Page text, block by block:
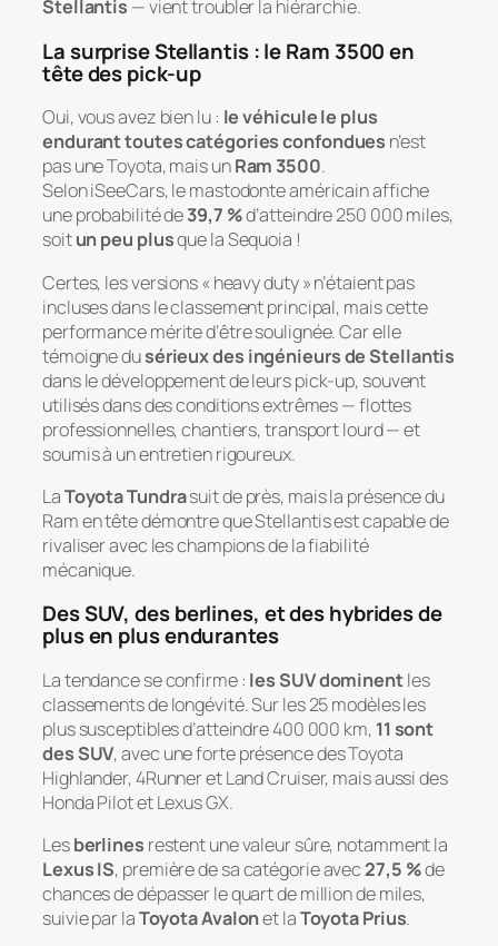
Stellantis — vient troubler la hiérarchie.
La surprise Stellantis : le Ram 3500 en
tête des pick-up
Oui, vous avez bien lu : le véhicule le plus
endurant toutes catégories confondues n’est
pas une Toyota, mais unRam 3500.
Selon iSeeCars, le mastodonte américain affiche
une probabilité de39,7 %d’atteindre 250 000 miles,
soitun peu plusque la Sequoia !
Certes, les versions « heavy duty » n’étaient pas
incluses dans le classement principal, mais cette
performance mérite d’être soulignée. Car elle
témoigne dusérieux des ingénieurs de Stellantis
dans le développement de leurs pick-up, souvent
utilisés dans des conditions extrêmes — flottes
professionnelles, chantiers, transport lourd — et
soumis à un entretien rigoureux.
LaToyota Tundrasuit de près, mais la présence du
Ram en tête démontre que Stellantis est capable de
rivaliser avec les champions de la fiabilité
mécanique.
Des SUV, des berlines, et des hybrides de
plus en plus endurantes
La tendance se confirme : les SUV dominentles
classements de longévité. Sur les 25 modèles les
plus susceptibles d’atteindre 400 000 km, 11 sont
des SUV, avec une forte présence des Toyota
Highlander, 4Runner et Land Cruiser, mais aussi des
Honda Pilot et Lexus GX.
Lesberlines restent une valeur sûre, notamment la
Lexus IS, première de sa catégorie avec27,5 %de
chances de dépasser le quart de million de miles,
suivie par laToyota Avalonet laToyota Prius.